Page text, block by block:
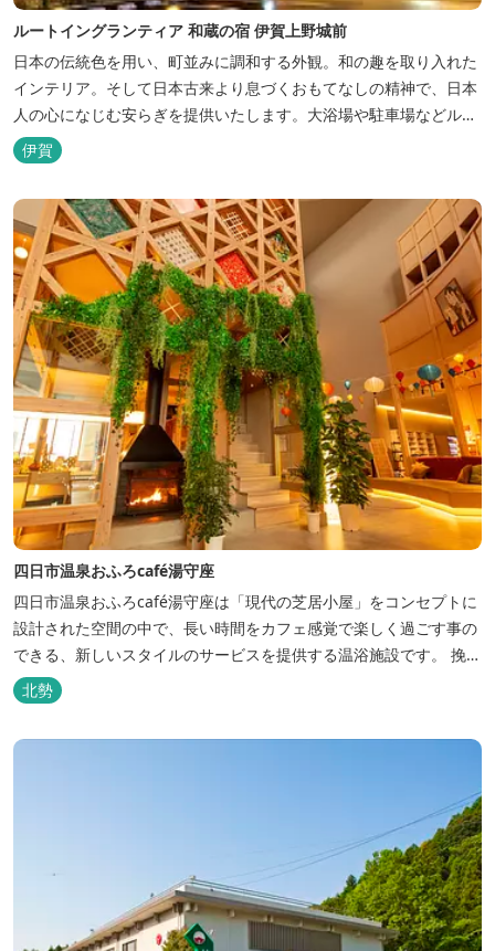
ルートイングランティア 和蔵の宿 伊賀上野城前
日本の伝統色を用い、町並みに調和する外観。和の趣を取り入れた
インテリア。そして日本古来より息づくおもてなしの精神で、日本
人の心になじむ安らぎを提供いたします。大浴場や駐車場などルー
トインホテルズの機能性や利便性はそのままに、穏やかな和のニュ
アンスを湛えた空間は、ビジネスにも観光にも、幅広くお役立てい
ただけるホテルです。
伊賀
四日市温泉おふろcafé湯守座
四日市温泉おふろcafé湯守座は「現代の芝居小屋」をコンセプトに
設計された空間の中で、長い時間をカフェ感覚で楽しく過ごす事の
できる、新しいスタイルのサービスを提供する温浴施設です。 挽き
たてコーヒーやコミック、雑誌、マッサージチェア、Wi-Fiを無料
でご利用いただけます。
北勢